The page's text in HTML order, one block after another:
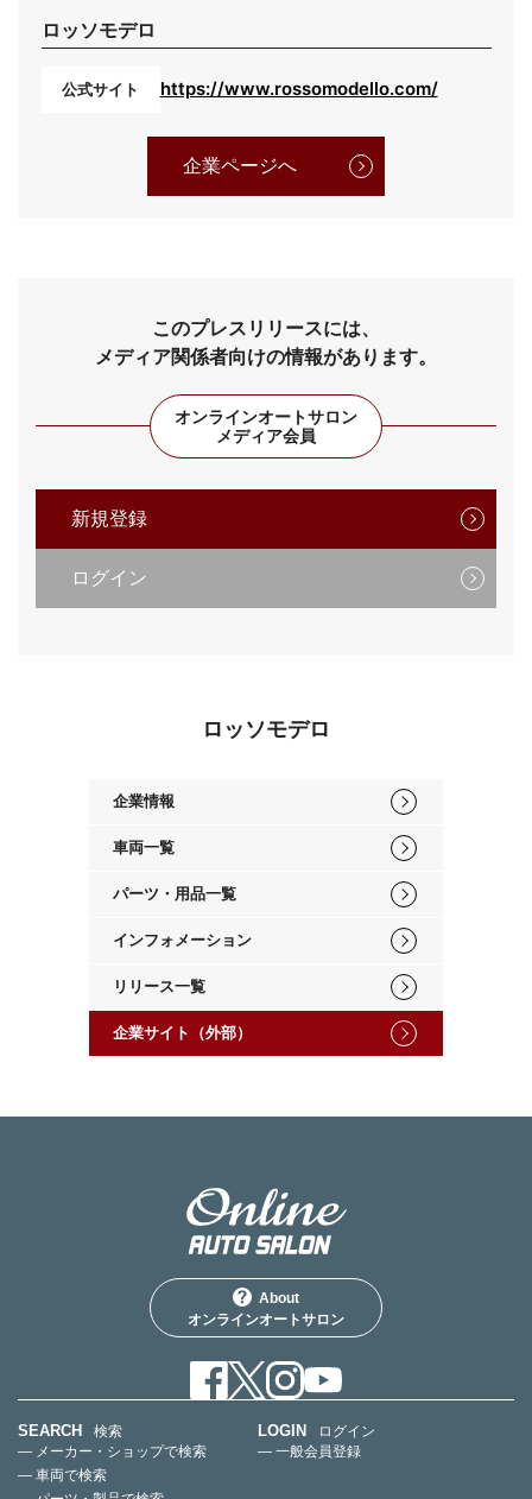
ロッソモデロ
公式サイト https://www.rossomodello.com/
企業ページへ
このプレスリリースには、
メディア関係者向けの情報があります。
オンラインオートサロン
メディア会員
新規登録
ログイン
ロッソモデロ
企業情報
車両一覧
パーツ・用品一覧
インフォメーション
リリース一覧
企業サイト（外部）
About
オンラインオートサロン
SEARCH
検索
— メーカー・ショップで検索
— 車両で検索
LOGIN
ログイン
— 一般会員登録